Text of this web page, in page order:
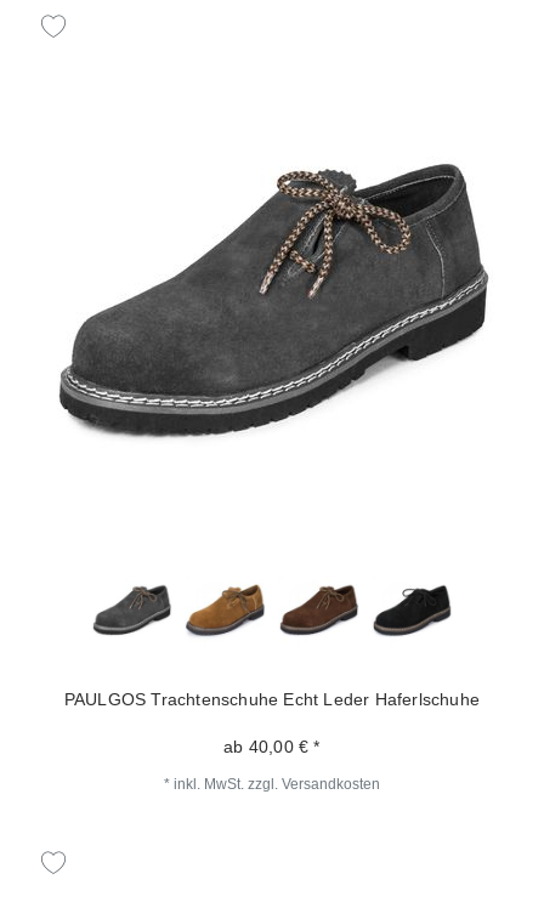
PAULGOS Trachtenschuhe Echt Leder Haferlschuhe
ab 40,00 € *
* inkl. MwSt. zzgl. Versandkosten